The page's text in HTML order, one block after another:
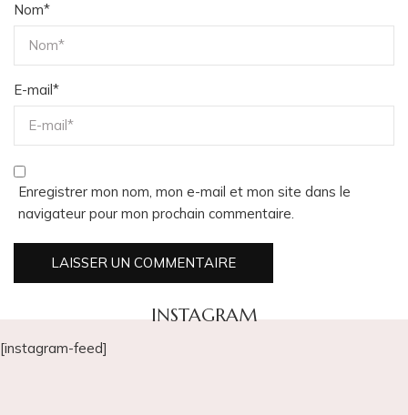
Nom*
E-mail *
Enregistrer mon nom, mon e-mail et mon site dans le
navigateur pour mon prochain commentaire.
INSTAGRAM
[instagram-feed]